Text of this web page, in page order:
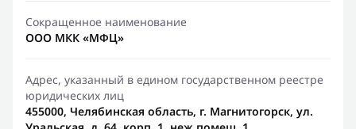
Сокращенное наименование
ООО МКК «МФЦ»
Адрес, указанный в едином государственном реестре
юридических лиц
455000, Челябинская область, г. Магнитогорск, ул.